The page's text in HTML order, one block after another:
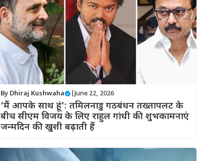
By Dhiraj Kushwaha | June 22, 2026
‘मैं आपके साथ हूं’: तमिलनाडु गठबंधन तख्तापलट के
बीच सीएम विजय के लिए राहुल गांधी की शुभकामनाएं
जन्मदिन की खुशी बढ़ाती हैं